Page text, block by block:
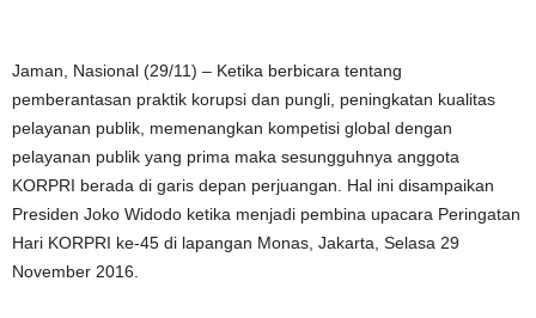
Jaman, Nasional (29/11) – Ketika berbicara tentang
pemberantasan praktik korupsi dan pungli, peningkatan kualitas
pelayanan publik, memenangkan kompetisi global dengan
pelayanan publik yang prima maka sesungguhnya anggota
KORPRI berada di garis depan perjuangan. Hal ini disampaikan
Presiden Joko Widodo ketika menjadi pembina upacara Peringatan
Hari KORPRI ke-45 di lapangan Monas, Jakarta, Selasa 29
November 2016.